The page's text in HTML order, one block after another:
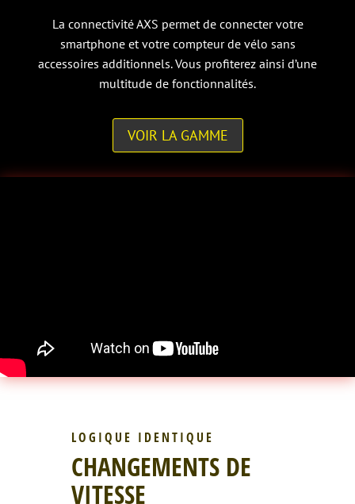
La connectivité AXS permet de connecter votre
smartphone et votre compteur de vélo sans
accessoires additionnels. Vous profiterez ainsi d’une
multitude de fonctionnalités.
VOIR LA GAMME
LOGIQUE IDENTIQUE
CHANGEMENTS DE
VITESSE